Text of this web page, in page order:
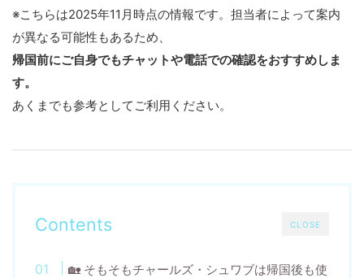
※こちらは2025年11月時点の情報です。担当者によって案内
が異なる可能性もあるため、
帰国前にご自身でもチャットや電話での確認をおすすめしま
す。
あくまでも参考としてご利用ください。
CLOSE
Contents
🏡 そもそもチャールズ・シュワブは帰国後も使